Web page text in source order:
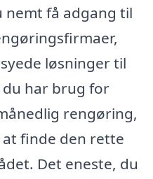
få adgang til
løsninger til
har brug for
rengøring,
finde den rette
Det eneste, du